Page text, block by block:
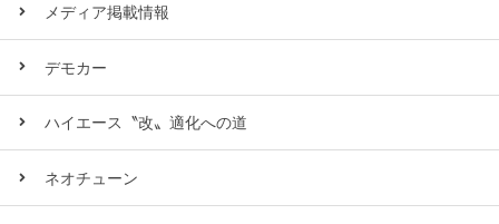
メディア掲載情報
デモカー
ハイエース〝改〟適化への道
ネオチューン